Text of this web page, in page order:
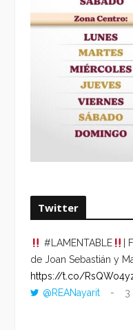
Twitter
#LAMENTABLE
|
de Joan Sebastián y
https://t.co/
@REANayarit
3